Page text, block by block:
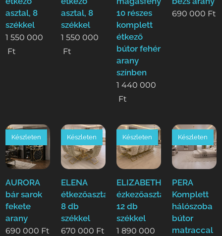
asztal, 8
székkel
1 550 000
Ft
asztal, 8
székkel
1 550 000
Ft
10 részes
komplett
étkező
bútor fehér
arany
színben
1 440 000
Ft
690 000 Ft
AURORA
bár sarok
fekete
arany
Készleten
690 000 Ft
ELENA
étkezőasztal
8 db
székkel
Készleten
670 000 Ft
ELIZABETH
ézkezőasztal
12 db
székkel
Készleten
1 890 000
PERA
Komplett
hálószoba
bútor
matraccal
Készleten